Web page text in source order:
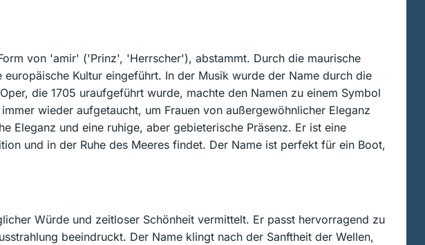
von 'amir' ('Prinz', 'Herrscher'), abstammt. Durch die maurische
Kultur eingeführt. In der Musik wurde der Name durch die
die 1705 uraufgeführt wurde, machte den Namen zu einem Symbol
wieder aufgetaucht, um Frauen von außergewöhnlicher Eleganz
Eleganz und eine ruhige, aber gebieterische Präsenz. Er ist eine
und in der Ruhe des Meeres findet. Der Name ist perfekt für ein Boot,
Würde und zeitloser Schönheit vermittelt. Er passt hervorragend zu
beeindruckt. Der Name klingt nach der Sanftheit der Wellen,